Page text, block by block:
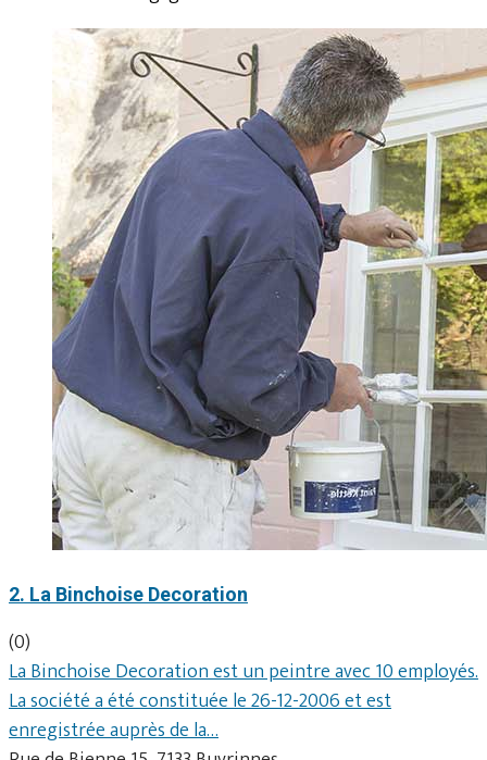
2. La Binchoise Decoration
(0)
La Binchoise Decoration est un peintre avec 10 employés.
La société a été constituée le 26-12-2006 et est
enregistrée auprès de la…